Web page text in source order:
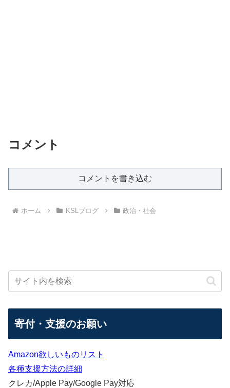
コメント
コメントを書き込む
ホーム KSLブログ 政治・社会
寄付・支援のお願い
Amazon欲しいものリスト
各種支援方法の詳細
クレカ/Apple Pay/Google Pay対応